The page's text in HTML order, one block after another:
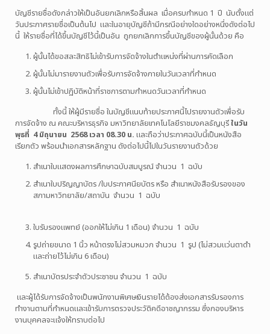
บัญชีรายชื่อดังกล่าวให้เป็นอันยกเลิกหรือสิ้นผล เมื่อครบกำหนด 1 ปี นับตั้งแต่
วันประกาศรายชื่อเป็นต้นไป และในอายุบัญชีถ้ามีกรณีอย่างใดอย่างหนึ่งดังต่อไป
นี้ ให้รายชื่อที่ได้ขึ้นบัญชีไว้นี้เป็นอัน ถูกยกเลิกการขึ้นบัญชีของผู้นั้นด้วย คือ
ผู้นั้นได้ขอสละสิทธิไม่เข้ารับการจัดจ้างในตำแหน่งที่ผ่านการคัดเลือก
ผู้นั้นไม่มารายงานตัวเพื่อรับการจัดจ้างภายในวันเวลาที่กำหนด
ผู้นั้นไม่เข้าปฏิบัติหน้าที่ราชการตามกำหนดวันเวลาที่กำหนด
ทั้งนี้ ให้ผู้มีรายชื่อ ในบัญชีแนบท้ายประกาศนี้ไปรายงานตัวเพื่อรับ
การจัดจ้าง ณ คณะบริหารธุรกิจ มหาวิทยาลัยเทคโนโลยีราชมงคลธัญบุรีในวัน
พุธที่ 4 มิถุนายน 2568 เวลา 08.30 น. และถือว่าประกาศฉบับนี้เป็นหนังสือ
เรียกตัว พร้อมนำเอกสารหลักฐาน ดังต่อไปนี้ไปในวันรายงานตัวด้วย
สำเนาใบแสดงผลการศึกษาฉบับสมบูรณ์ จำนวน 1 ฉบับ
สำเนาใบปริญญาบัตร /ใบประกาศนียบัตร หรือ สำเนาหนังสือรับรองของ
สภามหาวิทยาลัย/สถาบัน จำนวน 1 ฉบับ
ใบรับรองแพทย์ (ออกให้ไม่เกิน 1 เดือน) จำนวน 1 ฉบับ
รูปถ่ายขนาด 1 นิ้ว หน้าตรงไม่สวมหมวก จำนวน 1 รูป (ไม่สวมแว่นตาดำ
และถ่ายไว้ไม่เกิน 6 เดือน)
สำเนาบัตรประจำตัวประชาชน จำนวน 1 ฉบับ
และผู้ได้รับการจัดจ้างเป็นพนักงานพิเศษเงินรายได้ต้องส่งเอกสารรับรองการ
ทำงานตามที่กำหนดและเข้ารับการตรวจประวัติคดีอาชญากรรม ซึ่งกองบริหาร
งานบุคคลจะแจ้งให้ทราบต่อไป